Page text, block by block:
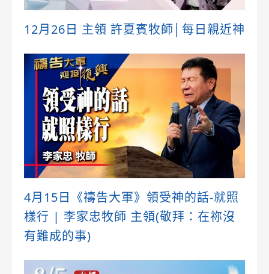
12月26日 主領 許夏賓牧師│每日親近神
4月15日《禱告大軍》領受神的話-就照
樣行 | 李家忠牧師 主領(敬拜：在祢沒
有難成的事)